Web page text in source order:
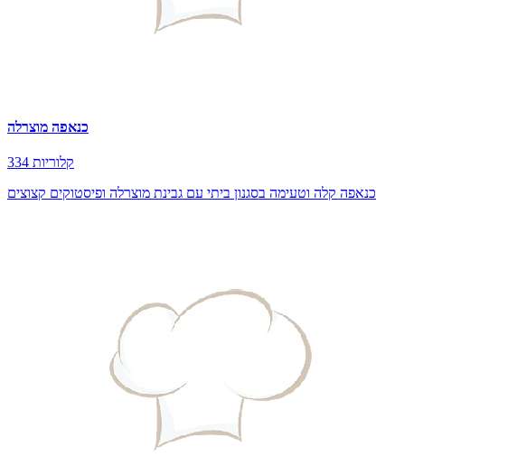
כנאפה מוצרלה
334 קלוריות
כנאפה קלה וטעימה בסגנון ביתי עם גבינת מוצרלה ופיסטוקים קצוצים